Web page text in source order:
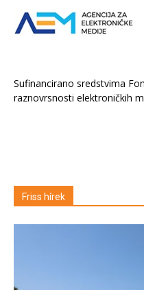
Sufinancirano sredstvima
raznovrsnosti elektroničkih
Friss hírek